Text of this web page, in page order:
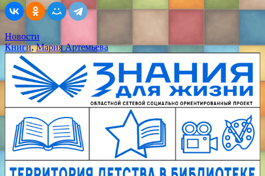
Новости
Книги,Мария Артемьева